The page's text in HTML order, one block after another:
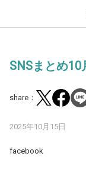
SNSまとめ10
share：
2025年10月15日
facebook